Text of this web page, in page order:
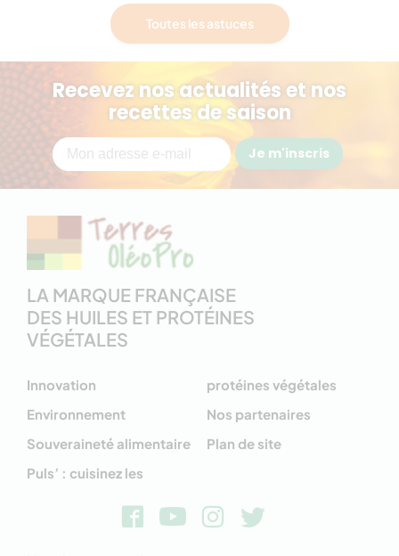
Toutes les astuces
Recevez nos actualités et nos
recettes de saison
Je m'inscris
LA MARQUE FRANÇAISE
DES HUILES ET PROTÉINES
VÉGÉTALES
Innovation
Environnement
Souveraineté alimentaire
Puls’ : cuisinez les
protéines végétales
Nos partenaires
Plan de site